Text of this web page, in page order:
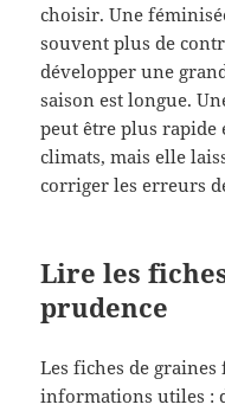
choisir. Une
souvent plus de
développer une
saison est longue.
peut être plus rapide
climats, mais elle
corriger les erreurs
Lire les
prudence
Les fiches de
informations utiles :